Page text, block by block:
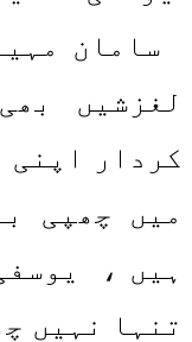
سامان
لغزشیں
کردار اپنی
میں چھپی
ہیں ،
تنہا نہیں